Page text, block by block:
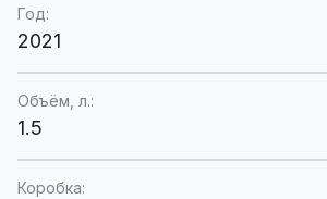
Год:
2021
Объём, л.:
1.5
Коробка: